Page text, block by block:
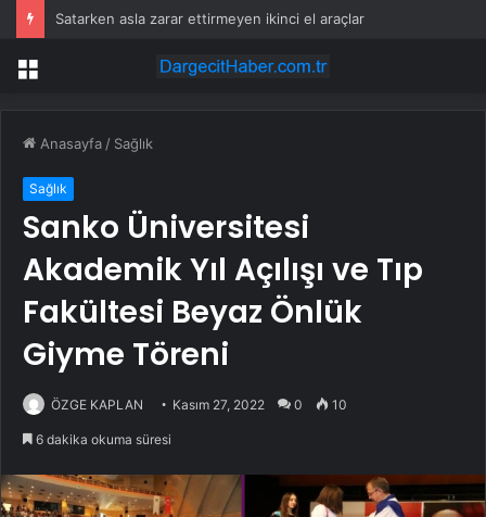
Satarken asla zarar ettirmeyen ikinci el araçlar
Menü
Anasayfa / Sağlık
Sağlık
Sanko Üniversitesi
Akademik Yıl Açılışı ve Tıp
Fakültesi Beyaz Önlük
Giyme Töreni
ÖZGE KAPLAN Kasım 27, 2022 0 10
6 dakika okuma süresi